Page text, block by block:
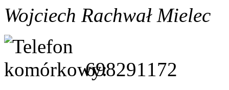
Wojciech Rachwał Mielec
698291172